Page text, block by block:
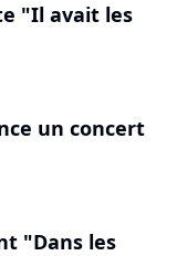
"Il avait les
un concert
"Dans les